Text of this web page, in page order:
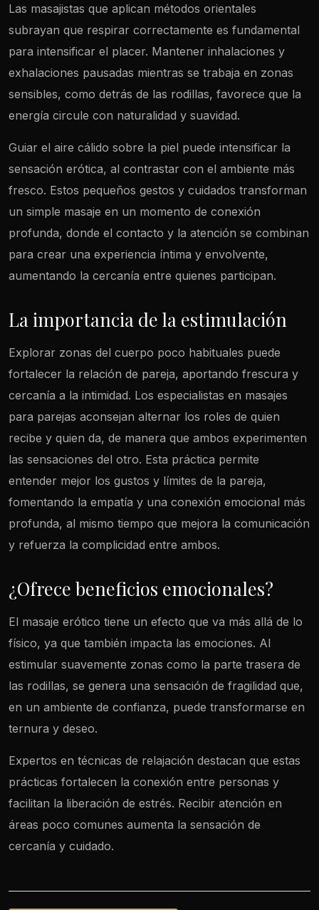
Las masajistas que aplican métodos orientales
subrayan que respirar correctamente es fundamental
para intensificar el placer. Mantener inhalaciones y
exhalaciones pausadas mientras se trabaja en zonas
sensibles, como detrás de las rodillas, favorece que la
energía circule con naturalidad y suavidad.
Guiar el aire cálido sobre la piel puede intensificar la
sensación erótica, al contrastar con el ambiente más
fresco. Estos pequeños gestos y cuidados transforman
un simple masaje en un momento de conexión
profunda, donde el contacto y la atención se combinan
para crear una experiencia íntima y envolvente,
aumentando la cercanía entre quienes participan.
La importancia de la estimulación
Explorar zonas del cuerpo poco habituales puede
fortalecer la relación de pareja, aportando frescura y
cercanía a la intimidad. Los especialistas en masajes
para parejas aconsejan alternar los roles de quien
recibe y quien da, de manera que ambos experimenten
las sensaciones del otro. Esta práctica permite
entender mejor los gustos y límites de la pareja,
fomentando la empatía y una conexión emocional más
profunda, al mismo tiempo que mejora la comunicación
y refuerza la complicidad entre ambos.
¿Ofrece beneficios emocionales?
El masaje erótico tiene un efecto que va más allá de lo
físico, ya que también impacta las emociones. Al
estimular suavemente zonas como la parte trasera de
las rodillas, se genera una sensación de fragilidad que,
en un ambiente de confianza, puede transformarse en
ternura y deseo.
Expertos en técnicas de relajación destacan que estas
prácticas fortalecen la conexión entre personas y
facilitan la liberación de estrés. Recibir atención en
áreas poco comunes aumenta la sensación de
cercanía y cuidado.